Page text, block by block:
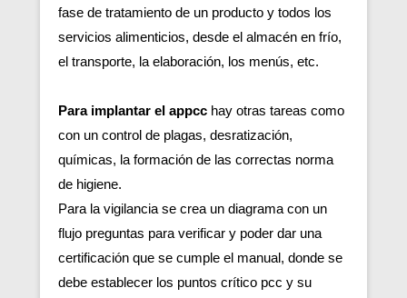
fase de tratamiento de un producto y todos los
servicios alimenticios, desde el almacén en frío,
el transporte, la elaboración, los menús, etc.
Para implantar el appcc hay otras tareas como
con un control de plagas, desratización,
químicas, la formación de las correctas norma
de higiene.
Para la vigilancia se crea un diagrama con un
flujo preguntas para verificar y poder dar una
certificación que se cumple el manual, donde se
debe establecer los puntos crítico pcc y su